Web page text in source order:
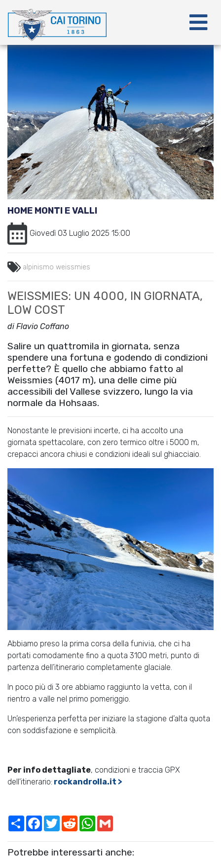
HOME MONTI E VALLI
Giovedì 03 Luglio 2025 15:00
alpinismo weissmies
WEISSMIES: UN 4000, IN GIORNATA,
LOW COST
di Flavio Coffano
Salire un quattromila in giornata, senza
spendere una fortuna e godendo di condizioni
perfette? È quello che abbiamo fatto al
Weissmies (4017 m), una delle cime più
accessibili del Vallese svizzero, lungo la via
normale da Hohsaas.
Nonostante le previsioni incerte, ci ha accolto una
giornata spettacolare, con zero termico oltre i 5000 m,
crepacci ancora chiusi e condizioni ideali sul ghiacciaio.
Abbiamo preso la prima corsa della funivia, che ci ha
portati comodamente fino a quota 3100 metri, punto di
partenza dell’itinerario completamente glaciale.
In poco più di 3 ore abbiamo raggiunto la vetta, con il
rientro a valle nel primo pomeriggio.
Un’esperienza perfetta per iniziare la stagione d’alta quota
con soddisfazione e semplicità.
Per info dettagliate, condizioni e traccia GPX
dell'itinerario: rockandrolla.it >
ShareFacebook
TwitterRedditWhatsApp
Potrebbe interessarti anche: